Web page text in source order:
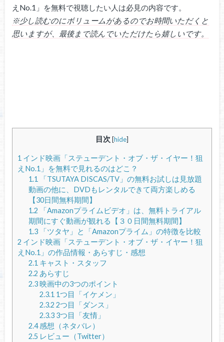
えNo.1」を無料で視聴したい人は必見の内容です。
※少し読むのにボリュームがあるのでお時間いただくと
思いますが、最後まで読んでいただけたら嬉しいです。
目次 [hide]
1 インド映画「ステューデント・オブ・ザ・イヤー！狙
えNo.1」を無料で見れるのはどこ？
1.1 「TSUTAYA DISCAS/TV」の無料お試しは見放題
動画の他に、DVDもレンタルできて両方楽しめる
【30日間無料期間】
1.2 「Amazonプライムビデオ」は、無料トライアル
期間にすぐ動画が観れる【３０日間無料期間】
1.3「ツタヤ」と「Amazonプライム」の特徴を比較
2 インド映画「ステューデント・オブ・ザ・イヤー！狙
えNo.1」の作品情報・あらすじ・感想
2.1 キャスト・スタッフ
2.2 あらすじ
2.3映画中の3つのポイント
2.3.1 1つ目「イケメン」
2.3.2 2つ目「ダンス」
2.3.33つ目「友情」
2.4感想（ネタバレ）
2.5 レビュー（Twitter）